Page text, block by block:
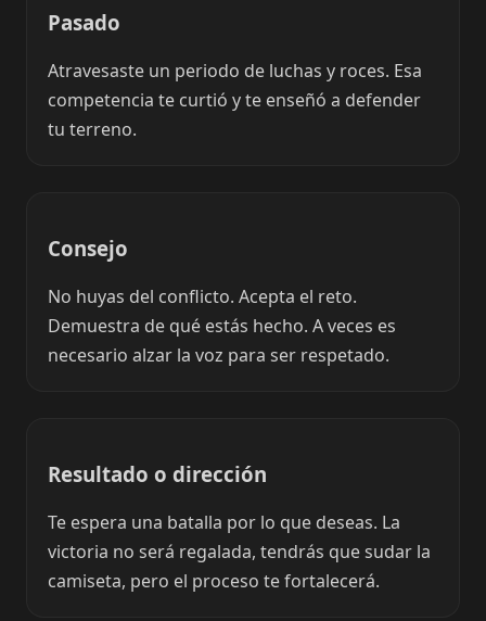
Pasado
Atravesaste un periodo de luchas y roces. Esa
competencia te curtió y te enseñó a defender
tu terreno.
Consejo
No huyas del conflicto. Acepta el reto.
Demuestra de qué estás hecho. A veces es
necesario alzar la voz para ser respetado.
Resultado o dirección
Te espera una batalla por lo que deseas. La
victoria no será regalada, tendrás que sudar la
camiseta, pero el proceso te fortalecerá.